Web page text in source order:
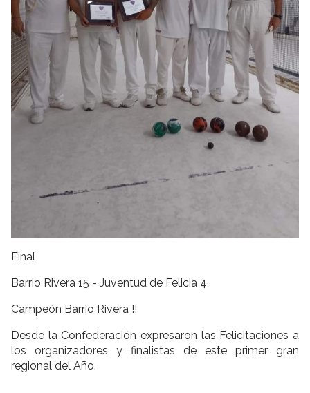
Final
Barrio Rivera 15 - Juventud de Felicia 4
Campeón Barrio Rivera !!
Desde la Confederación expresaron las Felicitaciones a
los organizadores y finalistas de este primer gran
regional del Año.